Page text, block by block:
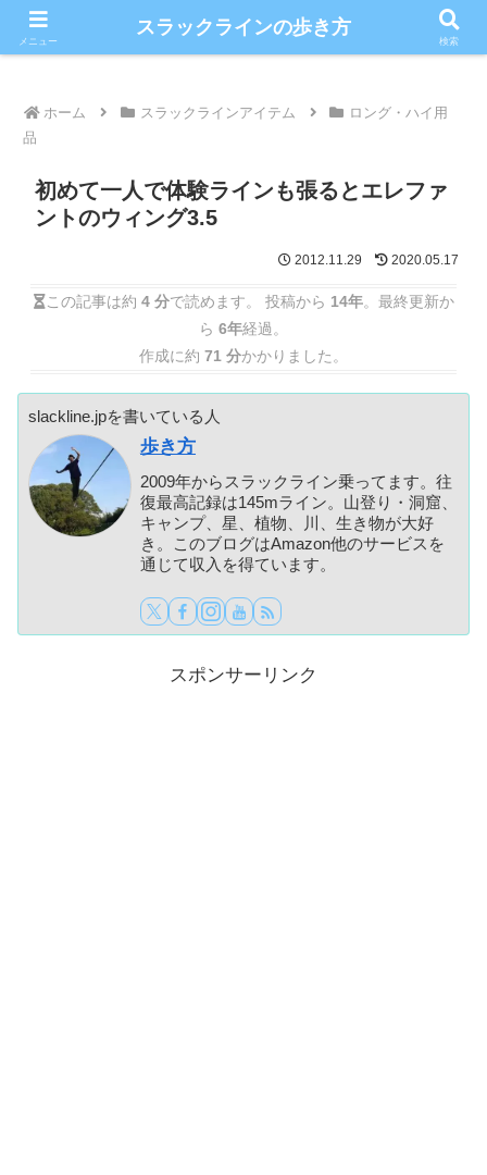
こだわりのスラックライン情報満載ブログ
ホーム スラックラインアイテム
ロング・ハイ用
品
初めて一人で体験ラインも張るとエレファ
ントのウィング3.5
2012.11.29 2020.05.17
この記事は約 4 分で読めます。 投稿から 14年。最終更新か
ら 6年経過。
作成に約 71 分かかりました。
slackline.jpを書いている人
歩き方
2009年からスラックライン乗ってます。往
復最高記録は145mライン。山登り・洞窟、
キャンプ、星、植物、川、生き物が大好
き。このブログはAmazon他のサービスを
通じて収入を得ています。
スポンサーリンク
メニュー
スラックラインの歩き方
検索